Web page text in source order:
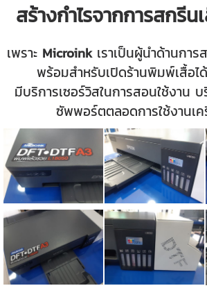
สร้างกำไรจากการสกรีน
เพราะ Microinkเราเป็นผู้นำด้านกา
พร้อมสำหรับเปิดร้านพิมพ์เสื้อไ
มีบริการเซอร์วิสในการสอนใช้งาน
ซัพพอร์ตตลอดการใช้งานเ